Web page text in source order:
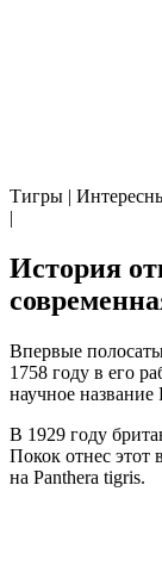
Тигры |
|
История
Впервые
1758 году в его
научное название
В 1929 году
Покок отнес этот
на Panthera tigris.